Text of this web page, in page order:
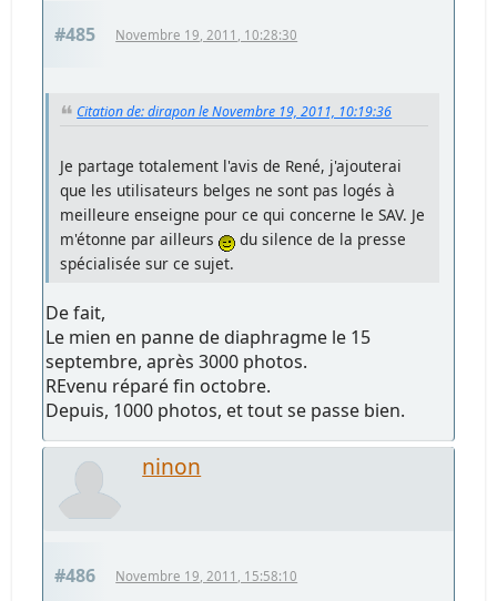
#485 Novembre 19, 2011, 10:28:30
Citation de: dirapon le Novembre 19, 2011, 10:19:36
Je partage totalement l'avis de René, j'ajouterai
que les utilisateurs belges ne sont pas logés à
meilleure enseigne pour ce qui concerne le SAV. Je
m'étonne par ailleurs
du silence de la presse
spécialisée sur ce sujet.
De fait,
Le mien en panne de diaphragme le 15
septembre, après 3000 photos.
REvenu réparé fin octobre.
Depuis, 1000 photos, et tout se passe bien.
ninon
#486 Novembre 19, 2011, 15:58:10